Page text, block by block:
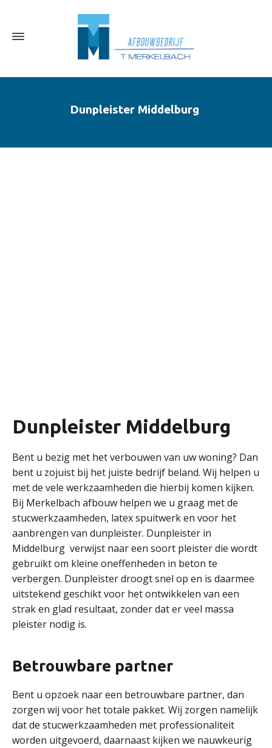
Dunpleister Middelburg
Dunpleister Middelburg
Bent u bezig met het verbouwen van uw woning? Dan
bent u zojuist bij het juiste bedrijf beland. Wij helpen u
met de vele werkzaamheden die hierbij komen kijken.
Bij Merkelbach afbouw helpen we u graag met de
stucwerkzaamheden, latex spuitwerk en voor het
aanbrengen van dunpleister. Dunpleister in
Middelburg verwijst naar een soort pleister die wordt
gebruikt om kleine oneffenheden in beton te
verbergen. Dunpleister droogt snel op en is daarmee
uitstekend geschikt voor het ontwikkelen van een
strak en glad resultaat, zonder dat er veel massa
pleister nodig is.
Betrouwbare partner
Bent u opzoek naar een betrouwbare partner, dan
zorgen wij voor het totale pakket. Wij zorgen namelijk
dat de stucwerkzaamheden met professionaliteit
worden uitgevoerd, daarnaast kijken we nauwkeurig